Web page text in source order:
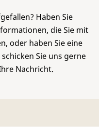
Haben Sie
die Sie mit
oder haben Sie eine
Sie uns gerne
Nachricht.